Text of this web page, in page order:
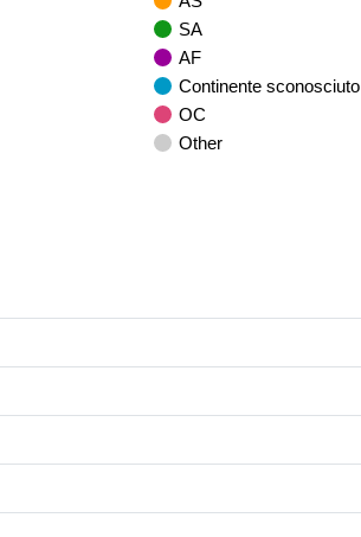
SA
AF
Continente sconosciuto
OC
Other